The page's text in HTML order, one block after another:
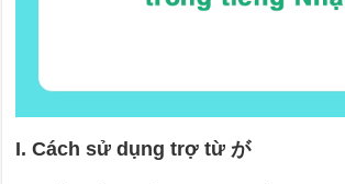
I. Cách sử dụng trợ từ が